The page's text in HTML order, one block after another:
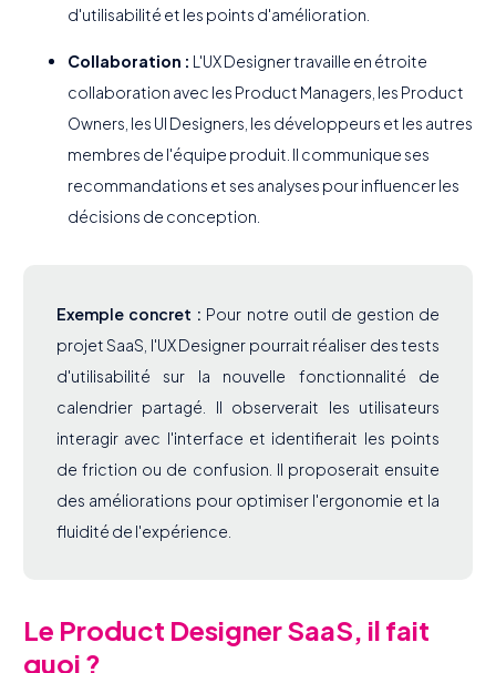
d'utilisabilité et les points d'amélioration.
Collaboration : L'UX Designer travaille en étroite
collaboration avec les Product Managers, les Product
Owners, les UI Designers, les développeurs et les autres
membres de l'équipe produit. Il communique ses
recommandations et ses analyses pour influencer les
décisions de conception.
Exemple concret : Pour notre outil de gestion de
projet SaaS, l'UX Designer pourrait réaliser des tests
d'utilisabilité sur la nouvelle fonctionnalité de
calendrier partagé. Il observerait les utilisateurs
interagir avec l'interface et identifierait les points
de friction ou de confusion. Il proposerait ensuite
des améliorations pour optimiser l'ergonomie et la
fluidité de l'expérience.
Le Product Designer SaaS, il fait
quoi ?